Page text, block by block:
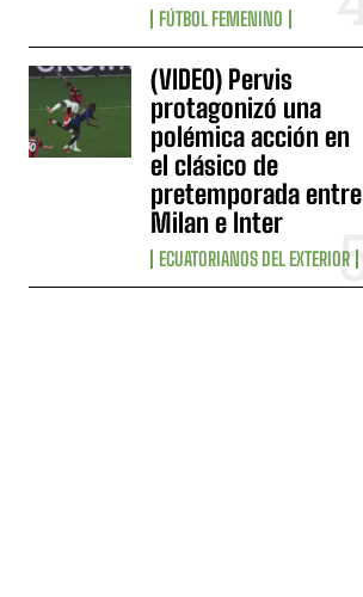
FÚTBOL FEMENINO
(VIDEO) Pervis
protagonizó una
polémica acción en
el clásico de
pretemporada entre
Milan e Inter
ECUATORIANOS DEL EXTERIOR